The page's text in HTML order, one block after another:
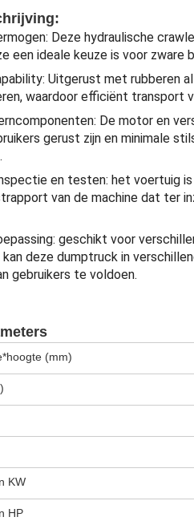
Deze hydraulische
een ideale keuze is voor zware
Uitgerust met rubberen
waardoor efficiënt transport
De motor en
gerust zijn en minimale
en testen: het voertuig
van de machine dat ter
geschikt voor
kan deze dumptruck in
gebruikers te voldoen.
(mm)
KW
HP